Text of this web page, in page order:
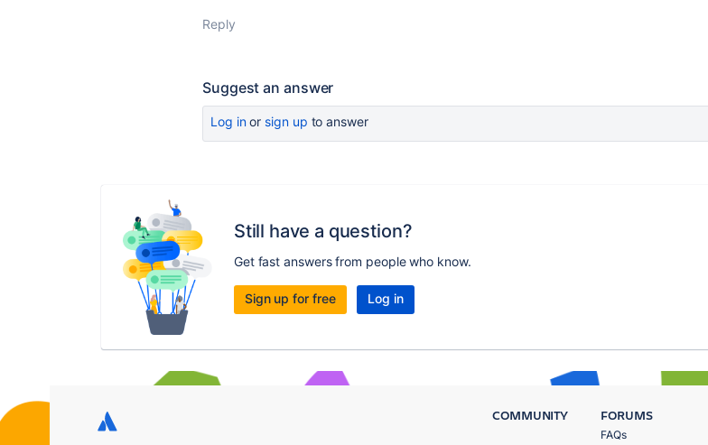
Reply
Suggest an answer
Log inor sign up to answer
Still have a question?
Get fast answers from people who know.
Sign up for free Log in
COMMUNITY FORUMS
FAQs